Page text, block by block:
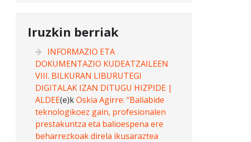
Iruzkin berriak
INFORMAZIO ETA
DOKUMENTAZIO KUDEATZAILEEN
VIII. BILKURAN LIBURUTEGI
DIGITALAK IZAN DITUGU HIZPIDE |
ALDEE(e)kOskia Agirre: “Baliabide
teknologikoez gain, profesionalen
prestakuntza eta balioespena ere
beharrezkoak direla ikusaraztea